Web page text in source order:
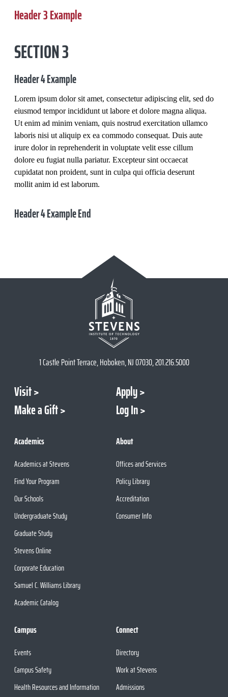
Header 3 Example
SECTION 3
Header 4 Example
Lorem ipsum dolor sit amet, consectetur adipiscing elit, sed do
eiusmod tempor incididunt ut labore et dolore magna aliqua.
Ut enim ad minim veniam, quis nostrud exercitation ullamco
laboris nisi ut aliquip ex ea commodo consequat. Duis aute
irure dolor in reprehenderit in voluptate velit esse cillum
dolore eu fugiat nulla pariatur. Excepteur sint occaecat
cupidatat non proident, sunt in culpa qui officia deserunt
mollit anim id est laborum.
Header 4 Example End
1 Castle Point Terrace, Hoboken, NJ 07030, 201.216.5000
Visit
Apply
Make a Gift
Log In
Academics
Academics at Stevens
Find Your Program
Our Schools
Undergraduate Study
Graduate Study
Stevens Online
Corporate Education
Samuel C. Williams Library
Academic Catalog
About
Offices and Services
Policy Library
Accreditation
Consumer Info
Campus
Events
Campus Safety
Health Resources and Information
Connect
Directory
Work at Stevens
Admissions